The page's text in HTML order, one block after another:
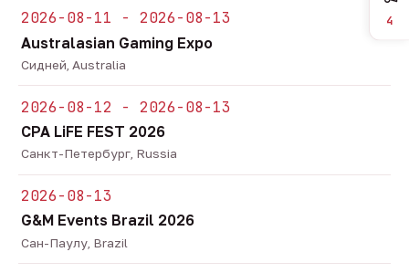
2026-08-11 - 2026-08-13
Australasian Gaming Expo
Сидней, Australia
2026-08-12 - 2026-08-13
CPA LiFE FEST 2026
Санкт-Петербург, Russia
2026-08-13
G&M Events Brazil 2026
Сан-Паулу, Brazil
4